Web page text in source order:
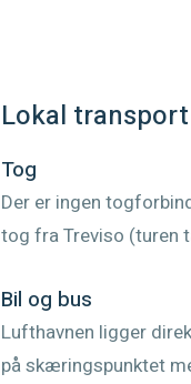
Lokal transport
Tog
Der er ingen
tog fra Treviso (turen
Bil og bus
Lufthavnen ligger
på skæringspunktet